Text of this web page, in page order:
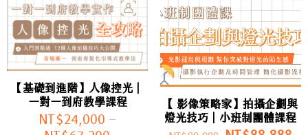
【基礎到進階】人像控光｜
一對一到府教學課程
NT$24,000 –
【 影像策略家】拍攝企劃與
燈光技巧｜小班制團體課程